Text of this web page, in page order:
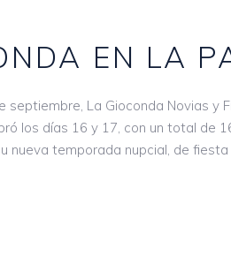
EN LA
septiembre, La Gioconda Novias
los días 16 y 17, con un total de
nueva temporada nupcial, de fiesta